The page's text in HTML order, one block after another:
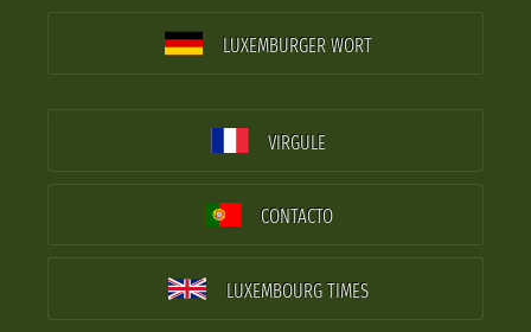
LUXEMBURGER WORT
VIRGULE
CONTACTO
LUXEMBOURG TIMES